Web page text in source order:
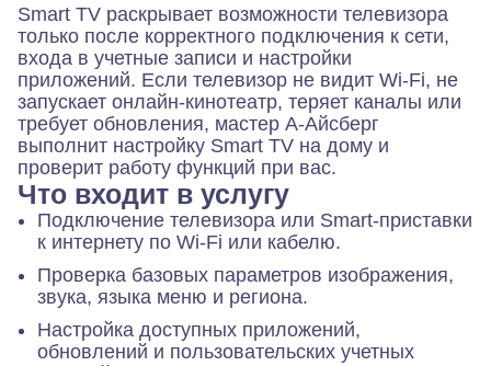
Smart TV раскрывает возможности телевизора
только после корректного подключения к сети,
входа в учетные записи и настройки
приложений. Если телевизор не видит Wi-Fi, не
запускает онлайн-кинотеатр, теряет каналы или
требует обновления, мастер А-Айсберг
выполнит настройку Smart TV на дому и
проверит работу функций при вас.
Что входит в услугу
Подключение телевизора или Smart-приставки
к интернету по Wi-Fi или кабелю.
Проверка базовых параметров изображения,
звука, языка меню и региона.
Настройка доступных приложений,
обновлений и пользовательских учетных